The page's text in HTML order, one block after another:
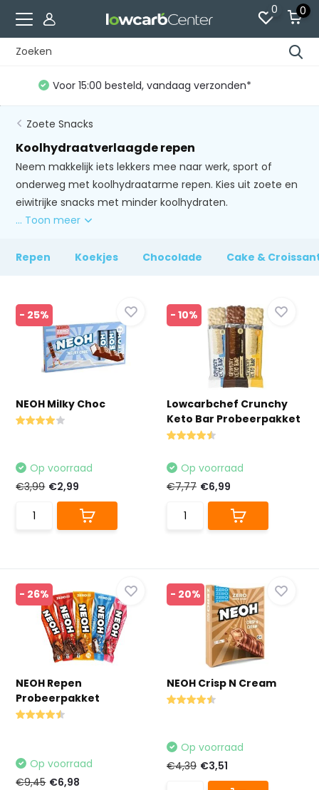
0 0
Gratis verzending vanaf €60 (NL)*
Zoete Snacks
Koolhydraatverlaagde repen
Neem makkelijk iets lekkers mee naar werk, sport of
onderweg met koolhydraatarme repen. Kies uit zoete en
eiwitrijke snacks met minder koolhydraten.
... Toon meer
Repen Koekjes Chocolade Cake &
- 25%
NEOH Milky Choc
Op voorraad
€3,99 €2,99
- 10%
Lowcarbchef Crunchy
Keto Bar Probeerpakket
Op voorraad
€7,77 €6,99
- 26%
NEOH Repen
Probeerpakket
Op voorraad
€9,45 €6,98
- 20%
NEOH Crisp N Cream
Op voorraad
€4,39 €3,51